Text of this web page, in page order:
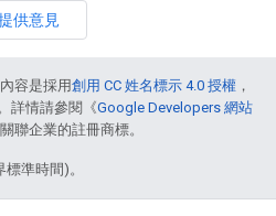
供意見
容是採用創用 CC 姓名標示 4.0 授權 ，
。詳情請參閱《Google Developers 網站
聯企業的註冊商標。
準時間)。